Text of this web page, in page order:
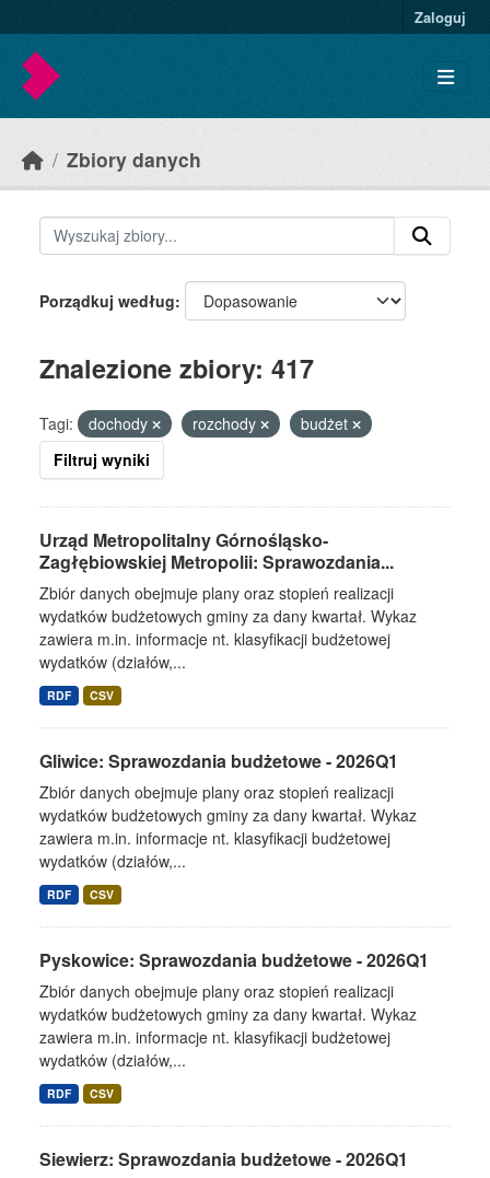
Zaloguj
Zbiory danych
Porządkuj według
Znalezione zbiory: 417
Tagi: dochody rozchody
budżet
Filtruj wyniki
Urząd Metropolitalny Górnośląsko-
Zagłębiowskiej Metropolii: Sprawozdania...
Zbiór danych obejmuje plany oraz stopień realizacji
wydatków budżetowych gminy za dany kwartał. Wykaz
zawiera m.in. informacje nt. klasyfikacji budżetowej
wydatków (działów,...
RDF CSV
Gliwice: Sprawozdania budżetowe - 2026Q1
Zbiór danych obejmuje plany oraz stopień realizacji
wydatków budżetowych gminy za dany kwartał. Wykaz
zawiera m.in. informacje nt. klasyfikacji budżetowej
wydatków (działów,...
RDF CSV
Pyskowice: Sprawozdania budżetowe - 2026Q1
Zbiór danych obejmuje plany oraz stopień realizacji
wydatków budżetowych gminy za dany kwartał. Wykaz
zawiera m.in. informacje nt. klasyfikacji budżetowej
wydatków (działów,...
RDF CSV
Siewierz: Sprawozdania budżetowe - 2026Q1